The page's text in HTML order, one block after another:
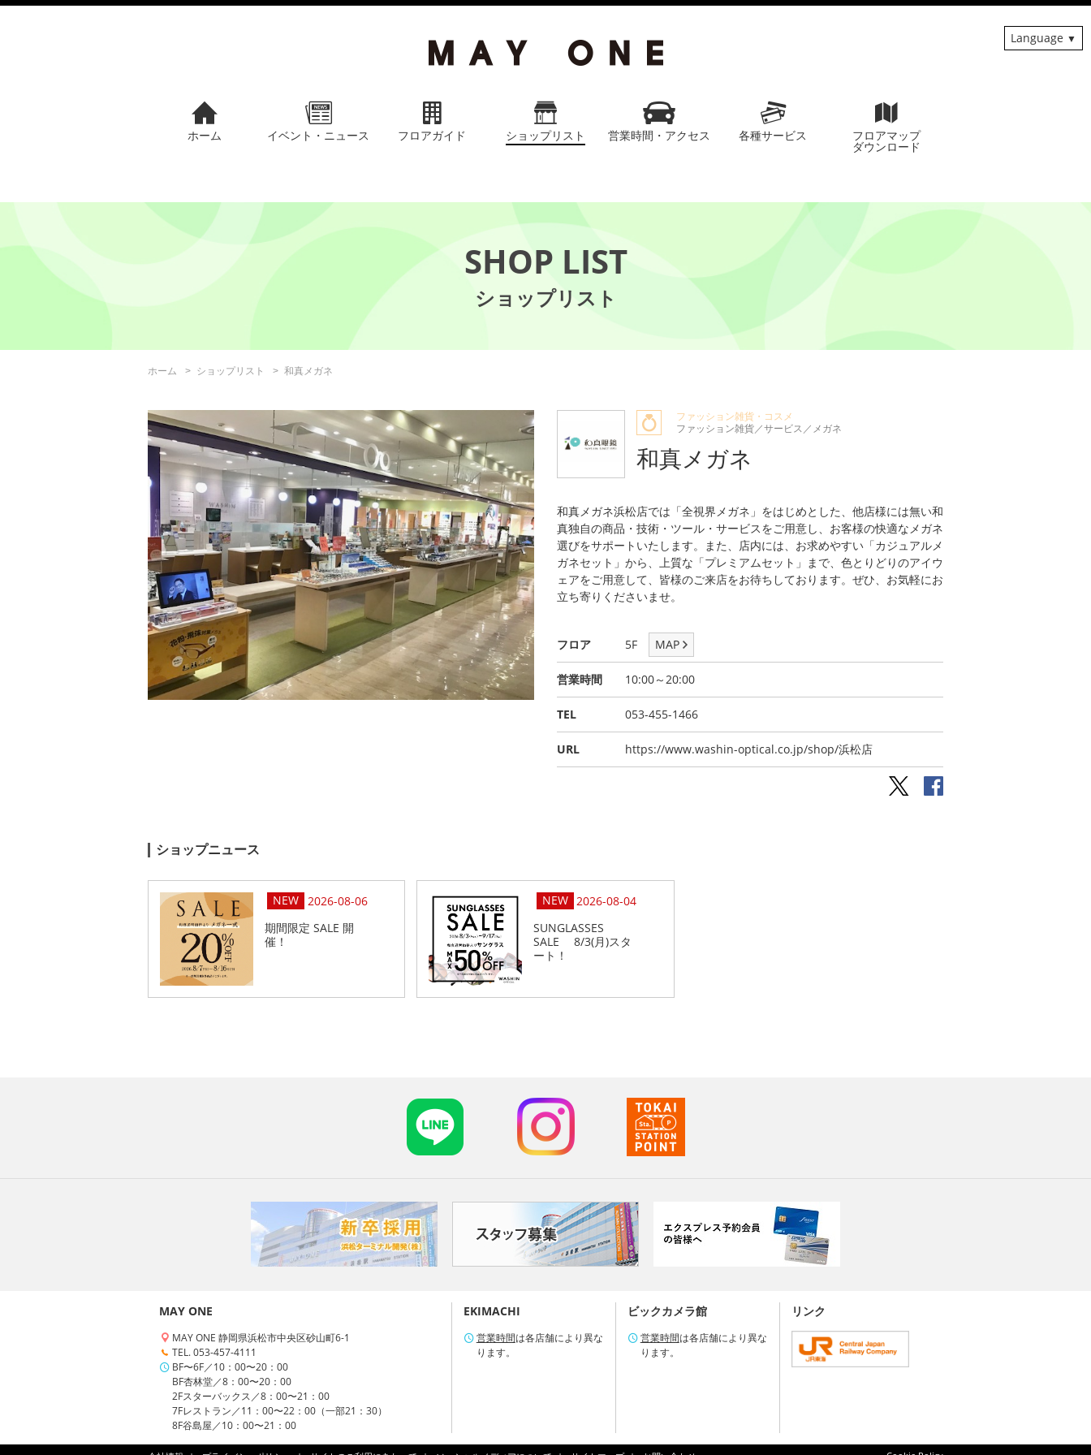
ホーム イベント・ニュース フロアガイド ショップリスト 営業時間・アクセス 各種サービス フロアマップ
ダウンロード
Language
SHOP LIST
ホーム ショップリスト 和真メガネ
ファッション雑貨・コスメ
ファッション雑貨／サービス／メガネ
和真メガネ
和真メガネ浜松店では「全視界メガネ」をはじめとした、他店様には無い和
真独自の商品・技術・ツール・サービスをご用意し、お客様の快適なメガネ
選びをサポートいたします。また、店内には、お求めやすい「カジュアルメ
ガネセット」から、上質な「プレミアムセット」まで、色とりどりのアイウ
ェアをご用意して、皆様のご来店をお待ちしております。ぜひ、お気軽にお
立ち寄りくださいませ。
フロア 5F MAP
営業時間 10:00～20:00
TEL 053-455-1466
URL https://www.washin-optical.co.jp/shop/浜松店
ショップニュース
2026-08-06
期間限定 SALE 開
催！
2026-08-04
SUNGLASSES
SALE 8/3(月)スタ
ート！
MAY ONE
MAY ONE 静岡県浜松市中央区砂山町6-1
TEL. 053-457-4111
BF〜6F／10：00〜20：00
BF杏林堂／8：00〜20：00
2Fスターバックス／8：00〜21：00
7Fレストラン／11：00〜22：00（一部21：30）
8F谷島屋／10：00〜21：00
EKIMACHI
営業時間は各店舗により異な
ります。
ビックカメラ館
営業時間は各店舗により異な
ります。
リンク